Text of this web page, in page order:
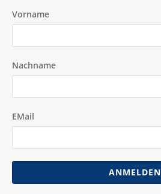
Vorname
Nachname
EMail
ANMELDEN